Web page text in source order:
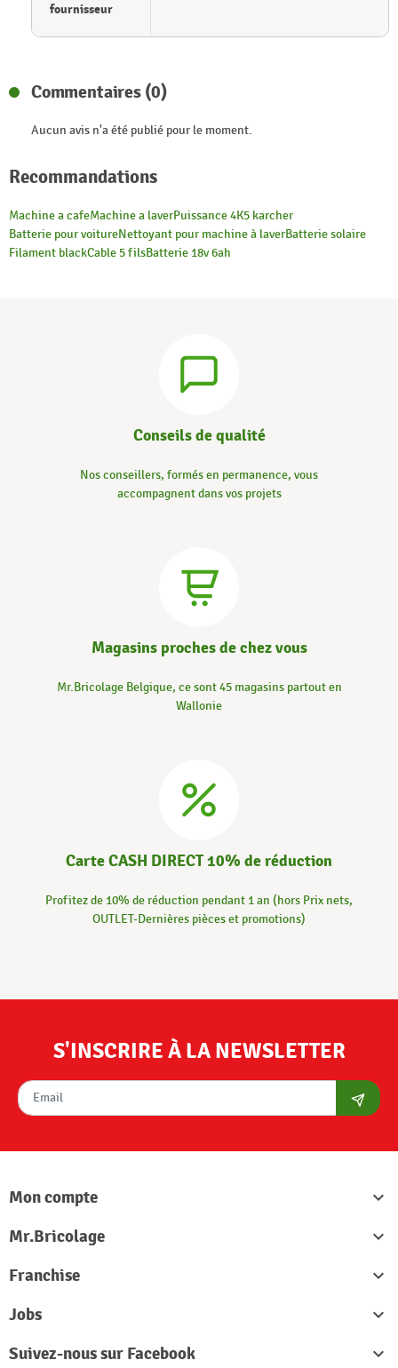
fournisseur
Commentaires (0)
Aucun avis n'a été publié pour le moment.
Recommandations
Machine a cafeMachine a laverPuissance 4K5 karcher
Batterie pour voitureNettoyant pour machine à laverBatterie solaire
Filament blackCable 5 filsBatterie 18v 6ah
Conseils de qualité
Nos conseillers, formés en permanence, vous
accompagnent dans vos projets
Magasins proches de chez vous
Mr.Bricolage Belgique, ce sont 45 magasins partout en
Wallonie
Carte CASH DIRECT 10% de réduction
Profitez de 10% de réduction pendant 1 an (hors Prix nets,
OUTLET-Dernières pièces et promotions)
S'INSCRIRE À LA NEWSLETTER
Mon compte

Mr.Bricolage

Franchise

Jobs

Suivez-nous sur Facebook
